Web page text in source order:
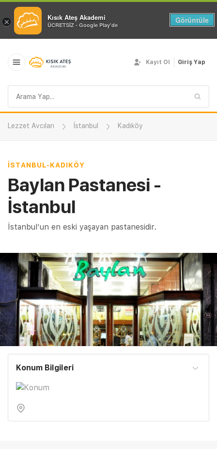
× Kısık Ateş Akademi
ÜCRETSİZ - Google Play'de
Görüntüle
sorgusu
Kayıt Ol Giriş Yap
Lezzet Avcıları İstanbul Kadıköy
İSTANBUL-KADIKÖY
Baylan Pastanesi -
İstanbul
İstanbul’un en eski yaşayan pastanesidir.
Konum Bilgileri